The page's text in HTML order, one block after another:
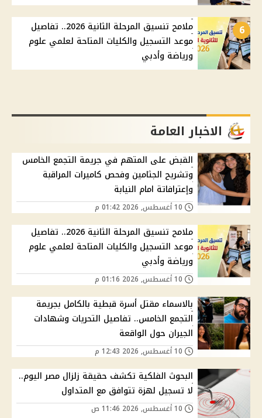
6
ملامح تنسيق المرحلة الثانية 2026.. تفاصيل
موعد التسجيل والكليات المتاحة لعلمي علوم
ورياضة وأدبي
الاخبار العامة
القبض على المتهم في جريمة التجمع الخامس
وتشريح الجثامين وفحص كاميرات المراقبة
وإعترافاتة امام النيابة
ملامح تنسيق المرحلة الثانية 2026.. تفاصيل
موعد التسجيل والكليات المتاحة لعلمي علوم
ورياضة وأدبي
بالاسماء مقتل أسرة قبطية بالكامل بجريمة
التجمع الخامس.. تفاصيل التحريات وشهادات
الجيران حول الواقعة
البحوث الفلكية تكشف حقيقة زلزال مصر اليوم..
لا تسجيل لهزة تتوافق مع المتداول